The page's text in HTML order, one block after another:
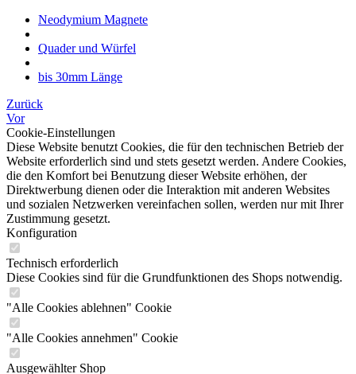
Neodymium Magnete
Quader und Würfel
bis 30mm Länge
Zurück
Vor
Cookie-Einstellungen
Diese Website benutzt Cookies, die für den technischen Betrieb der
Website erforderlich sind und stets gesetzt werden. Andere Cookies,
die den Komfort bei Benutzung dieser Website erhöhen, der
Direktwerbung dienen oder die Interaktion mit anderen Websites
und sozialen Netzwerken vereinfachen sollen, werden nur mit Ihrer
Zustimmung gesetzt.
Konfiguration
Technisch erforderlich
Diese Cookies sind für die Grundfunktionen des Shops notwendig.
"Alle Cookies ablehnen" Cookie
"Alle Cookies annehmen" Cookie
Ausgewählter Shop